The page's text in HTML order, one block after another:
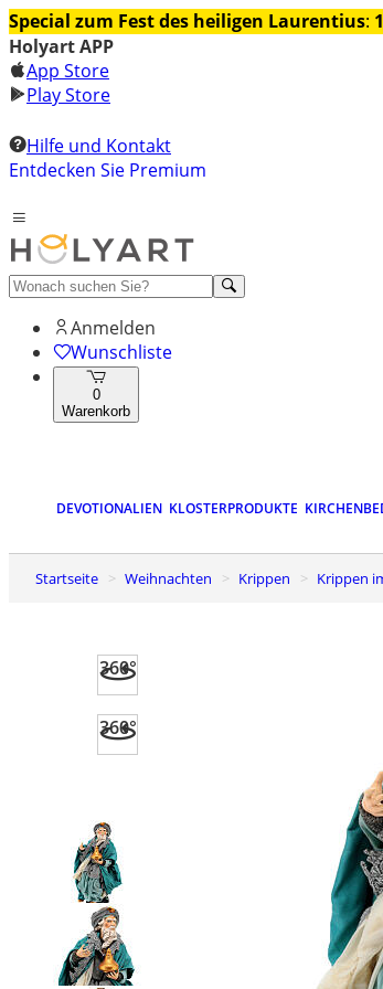
Special zum Fest des heiligen Laurentius:
Holyart APP
App Store
Play Store
Hilfe und Kontakt
Entdecken Sie Premium
Anmelden
Wunschliste
0
Warenkorb
DEVOTIONALIEN KLOSTERPRODUKTE
Startseite Weihnachten Krippen Krippen
360°
360°